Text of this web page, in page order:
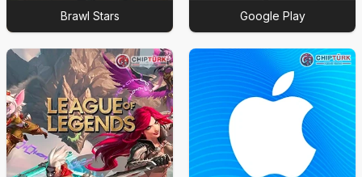
Brawl Stars Google Play